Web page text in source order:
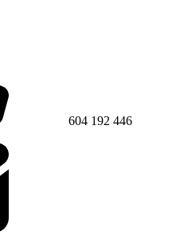
604 192 446